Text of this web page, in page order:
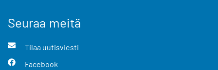
Seuraa meitä
Tilaa uutisviesti
Facebook